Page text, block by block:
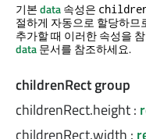
기본data속성은
절하게 자동으로 할당하므
추가할 때 이러한 속성을
data문서를 참조하세요.
childrenRect group
childrenRect.height: